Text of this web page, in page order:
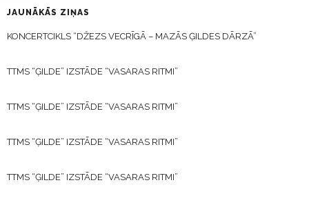
JAUNĀKĀS ZIŅAS
KONCERTCIKLS “DŽEZS VECRĪGĀ – MAZĀS ĢILDES DĀRZĀ”
TTMS “ĢILDE” IZSTĀDE “VASARAS RITMI”
TTMS “ĢILDE” IZSTĀDE “VASARAS RITMI”
TTMS “ĢILDE” IZSTĀDE “VASARAS RITMI”
TTMS “ĢILDE” IZSTĀDE “VASARAS RITMI”